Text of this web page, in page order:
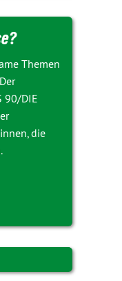
Themen
90/DIE
die